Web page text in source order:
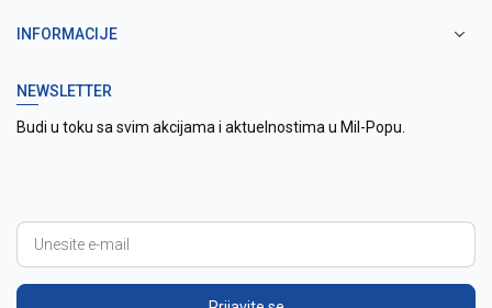
INFORMACIJE
NEWSLETTER
Budi u toku sa svim akcijama i aktuelnostima u Mil-Popu.